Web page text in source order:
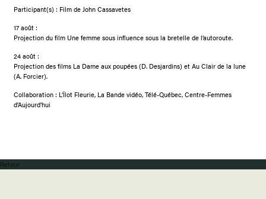
Participant(s) : Film de John Cassavetes
17 août :
Projection du film Une femme sous influence sous la bretelle de l’autoroute.
24 août :
Projection des films La Dame aux poupées (D. Desjardins) et Au Clair de la lune
(A. Forcier).
Collaboration : L’Îlot Fleurie, La Bande vidéo, Télé-Québec, Centre-Femmes
d’Aujourd’hui
Retour